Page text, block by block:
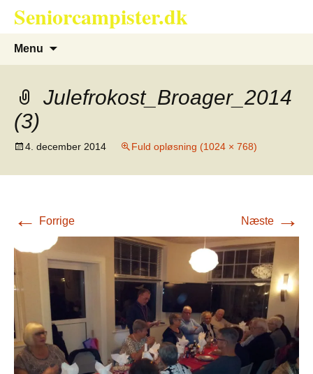
Seniorcampister.dk
Menu
Julefrokost_Broager_2014
(3)
4. december 2014 Fuld opløsning (1024 × 768)
← Forrige Næste →